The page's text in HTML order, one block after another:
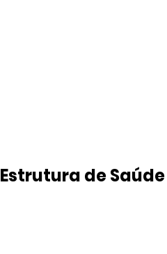
Estrutura de Saúde